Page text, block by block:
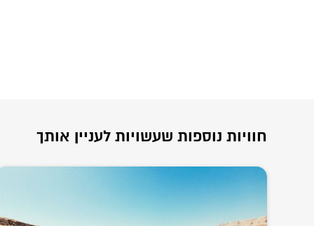
חוויות נוספות שעשויות לעניין אותך